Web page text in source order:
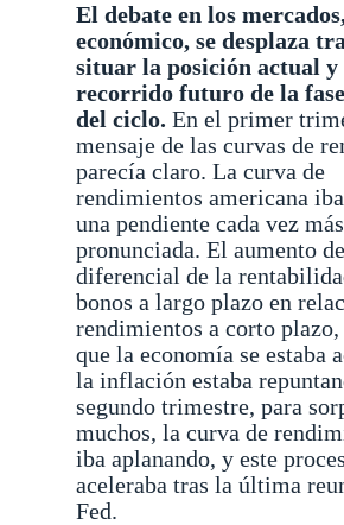
El debate en los
económico, se desplaza
situar la posición actual y
recorrido futuro de la
del ciclo. En el primer
mensaje de las curvas de
parecía claro. La curva de
rendimientos americana
una pendiente cada vez más
pronunciada. El aumento
diferencial de la
bonos a largo plazo en
rendimientos a corto
que la economía se estaba
la inflación estaba
segundo trimestre, para
muchos, la curva de
iba aplanando, y este
aceleraba tras la última
Fed.